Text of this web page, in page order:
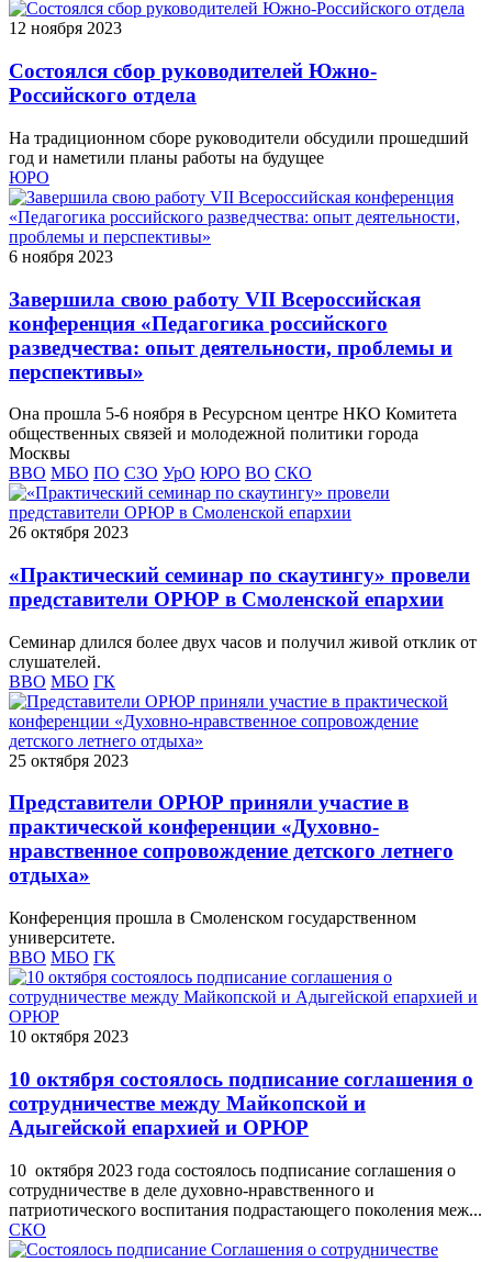
12 ноября 2023
Состоялся сбор руководителей Южно-
Российского отдела
На традиционном сборе руководители обсудили прошедший
год и наметили планы работы на будущее
ЮРО
6 ноября 2023
Завершила свою работу VII Всероссийская
конференция «Педагогика российского
разведчества: опыт деятельности, проблемы и
перспективы»
Она прошла 5-6 ноября в Ресурсном центре НКО Комитета
общественных связей и молодежной политики города
Москвы
ВВО МБО ПО СЗО УрО ЮРО ВО СКО
26 октября 2023
«Практический семинар по скаутингу» провели
представители ОРЮР в Смоленской епархии
Семинар длился более двух часов и получил живой отклик от
слушателей.
ВВО МБО ГК
25 октября 2023
Представители ОРЮР приняли участие в
практической конференции «Духовно-
нравственное сопровождение детского летнего
отдыха»
Конференция прошла в Смоленском государственном
университете.
ВВО МБО ГК
10 октября 2023
10 октября состоялось подписание соглашения о
сотрудничестве между Майкопской и
Адыгейской епархией и ОРЮР
10 октября 2023 года состоялось подписание соглашения о
сотрудничестве в деле духовно-нравственного и
патриотического воспитания подрастающего поколения меж...
СКО